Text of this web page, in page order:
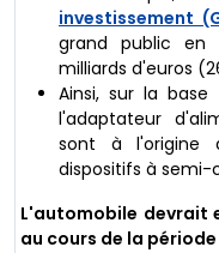
investissement
grand public en
milliards d'euros
Ainsi, sur la
l'adaptateur
sont à l'origine
dispositifs à semi-
L'automobile devrait
au cours de la